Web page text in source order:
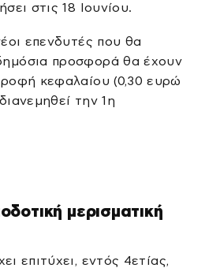
στις 18 Ιουνίου.
επενδυτές που θα
προσφορά θα έχουν
κεφαλαίου (0,30 ευρώ
την 1η
μερισματική
επιτύχει, εντός 4ετίας,